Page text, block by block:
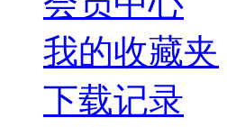
我的收藏夹
下载记录